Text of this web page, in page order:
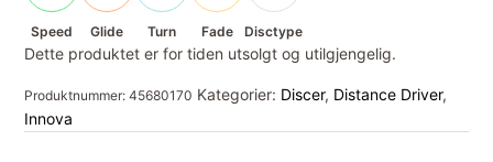
Speed Glide Turn Fade Disctype
Dette produktet er for tiden utsolgt og utilgjengelig.
Produktnummer:45680170 Kategorier: Discer, Distance Driver,
Innova